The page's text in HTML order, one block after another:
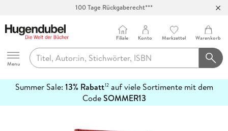
100 Tage Rückgaberecht***
Hugendubel
Menu
Filiale Konto Merkzettel Warenkorb
Summer Sale: 13% Rabatt12auf viele Sortimente mit dem
CodeSOMMER13
erfahren